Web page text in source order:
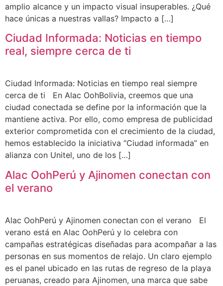
amplio alcance y un impacto visual insuperables. ¿Qué
hace únicas a nuestras vallas? Impacto a […]
Ciudad Informada: Noticias en tiempo
real, siempre cerca de ti
Ciudad Informada: Noticias en tiempo real siempre
cerca de ti En Alac OohBolivia, creemos que una
ciudad conectada se define por la información que la
mantiene activa. Por ello, como empresa de publicidad
exterior comprometida con el crecimiento de la ciudad,
hemos establecido la iniciativa “Ciudad informada” en
alianza con Unitel, uno de los […]
Alac OohPerú y Ajinomen conectan con
el verano
Alac OohPerú y Ajinomen conectan con el verano El
verano está en Alac OohPerú y lo celebra con
campañas estratégicas diseñadas para acompañar a las
personas en sus momentos de relajo. Un claro ejemplo
es el panel ubicado en las rutas de regreso de la playa
peruanas, creado para Ajinomen, una marca que sabe